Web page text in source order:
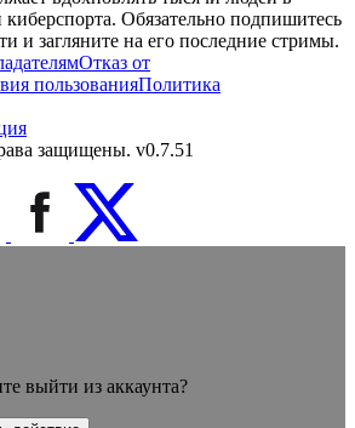
киберспорта. Обязательно подпишитесь
и загляните на его последние стримы.
Отказ от
пользованияПолитика
защищены. v0.7.51
выйти из аккаунта?